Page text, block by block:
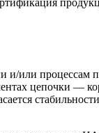
и/или процессам
цепочки —